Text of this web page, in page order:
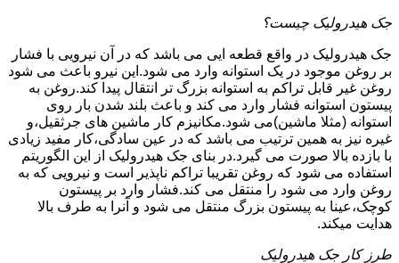
جک هیدرولیک چیست؟
جک هیدرولیک در واقع قطعه ایی می باشد که در آن نیرویی با فشار
بر روغن موجود در یک استوانه وارد می شود.این نیرو باعث می شود
روغن غیر قابل تراکم به استوانه بزرگ تر انتقال پیدا کند.روغن به
پیستون استوانه فشار وارد می کند و باعث بلند شدن بار روی
استوانه (مثلا ماشین)می شود.مکانیزم کار ماشین های جرثقیل،و
غیره نیز به همین ترتیب می باشد که در عین سادگی،کار مفید زیادی
با بازده بالا صورت می گیرد.در بنای جک هیدرولیک از این الگوریتم
استفاده می شود که روغن تقریبا تراکم ناپذیر است و نیرویی که به
روغن وارد می شود را منتقل می کند.فشار وارد بر پیستون
کوچک،عینا به پیستون بزرگ منتقل می شود و آنرا به طرف بالا
هدایت میکند.
طرز کار جک هیدرولیک